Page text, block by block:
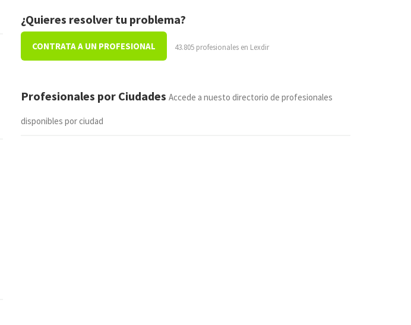
¿Quieres resolver tu problema?
CONTRATA A UN PROFESIONAL 43.805 profesionales en Lexdir
Profesionales por Ciudades Accede a nuesto directorio de profesionales
disponibles por ciudad